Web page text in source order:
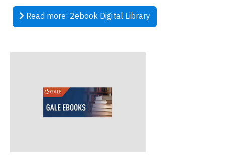
Read more: 2ebook Digital Library